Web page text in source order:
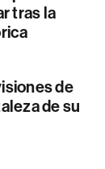
tras la
de
de su